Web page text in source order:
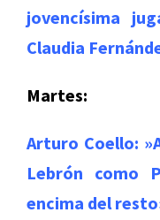
jovencísima
Claudia
Martes:
Arturo Coello:
Lebrón como
encima del